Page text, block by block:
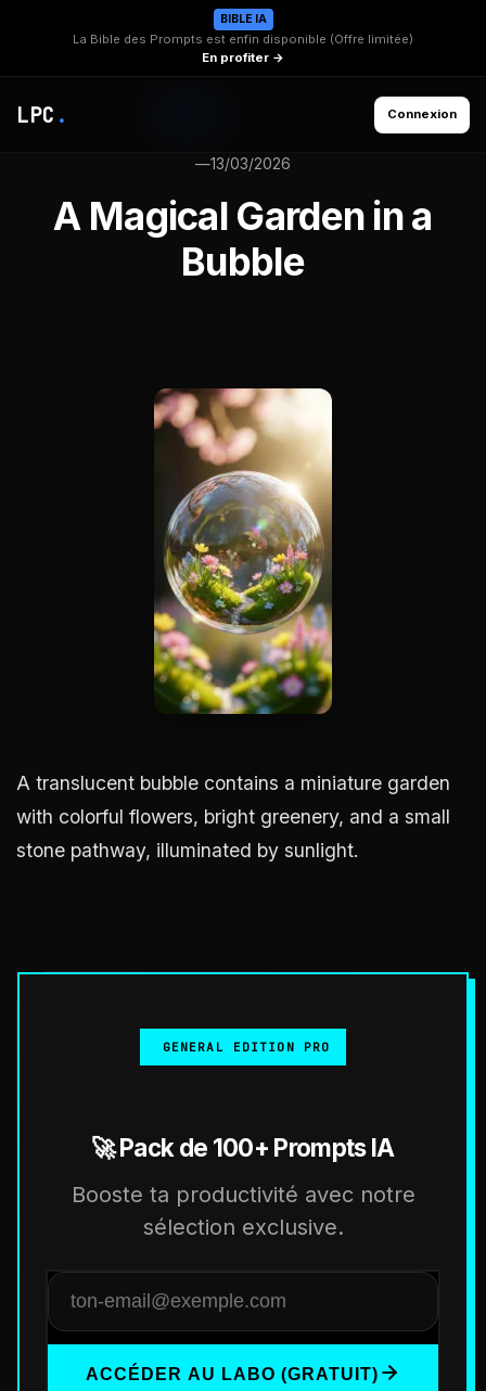
BIBLE IA
La Bible des Prompts est enfin disponible (Offre limitée)
En profiter →
LPC . Connexion
—13/03/2026
A Magical Garden in a
Bubble
A translucent bubble contains a miniature garden
with colorful flowers, bright greenery, and a small
stone pathway, illuminated by sunlight.
GENERAL EDITION PRO
🚀 Pack de 100+ Prompts IA
Booste ta productivité avec notre
sélection exclusive.
ACCÉDER AU LABO (GRATUIT)